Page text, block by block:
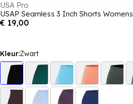
USA Pro
USAP Seamless 3 Inch Shorts Womens
€ 19,00
Kleur:Zwart